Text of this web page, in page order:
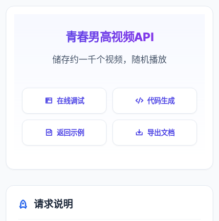
青春男高视频API
储存约一千个视频，随机播放
在线调试 代码生成
返回示例 导出文档
请求说明